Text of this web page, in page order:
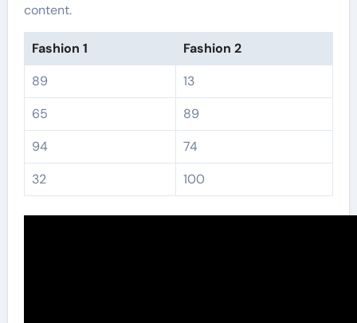
content.
Fashion 1
Fashion 2
89
13
65
89
94
74
32
100